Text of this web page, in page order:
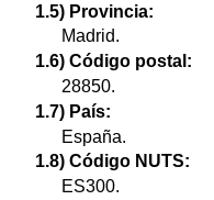
1.5) Provincia:
Madrid.
1.6) Código postal:
28850.
1.7) País:
España.
1.8) Código NUTS:
ES300.